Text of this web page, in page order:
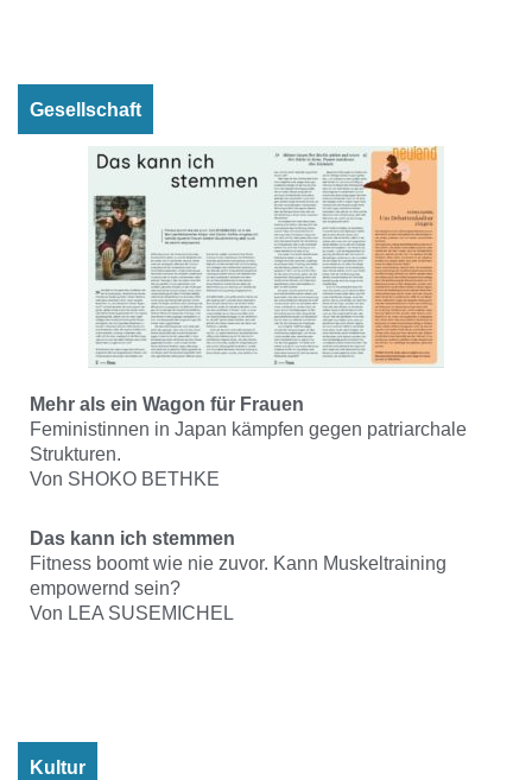
Gesellschaft
Mehr als ein Wagon für Frauen
Feministinnen in Japan kämpfen gegen patriarchale
Strukturen.
Von SHOKO BETHKE
Das kann ich stemmen
Fitness boomt wie nie zuvor. Kann Muskeltraining
empowernd sein?
Von LEA SUSEMICHEL
Kultur